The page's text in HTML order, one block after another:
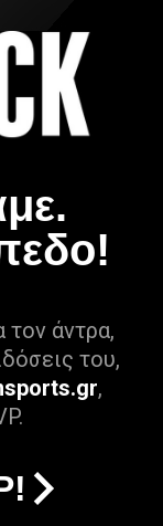
τον άντρα,
του,
,